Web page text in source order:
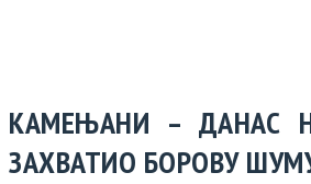
КАМЕЊАНИ – ДАНАС
ЗАХВАТИО БОРОВУ